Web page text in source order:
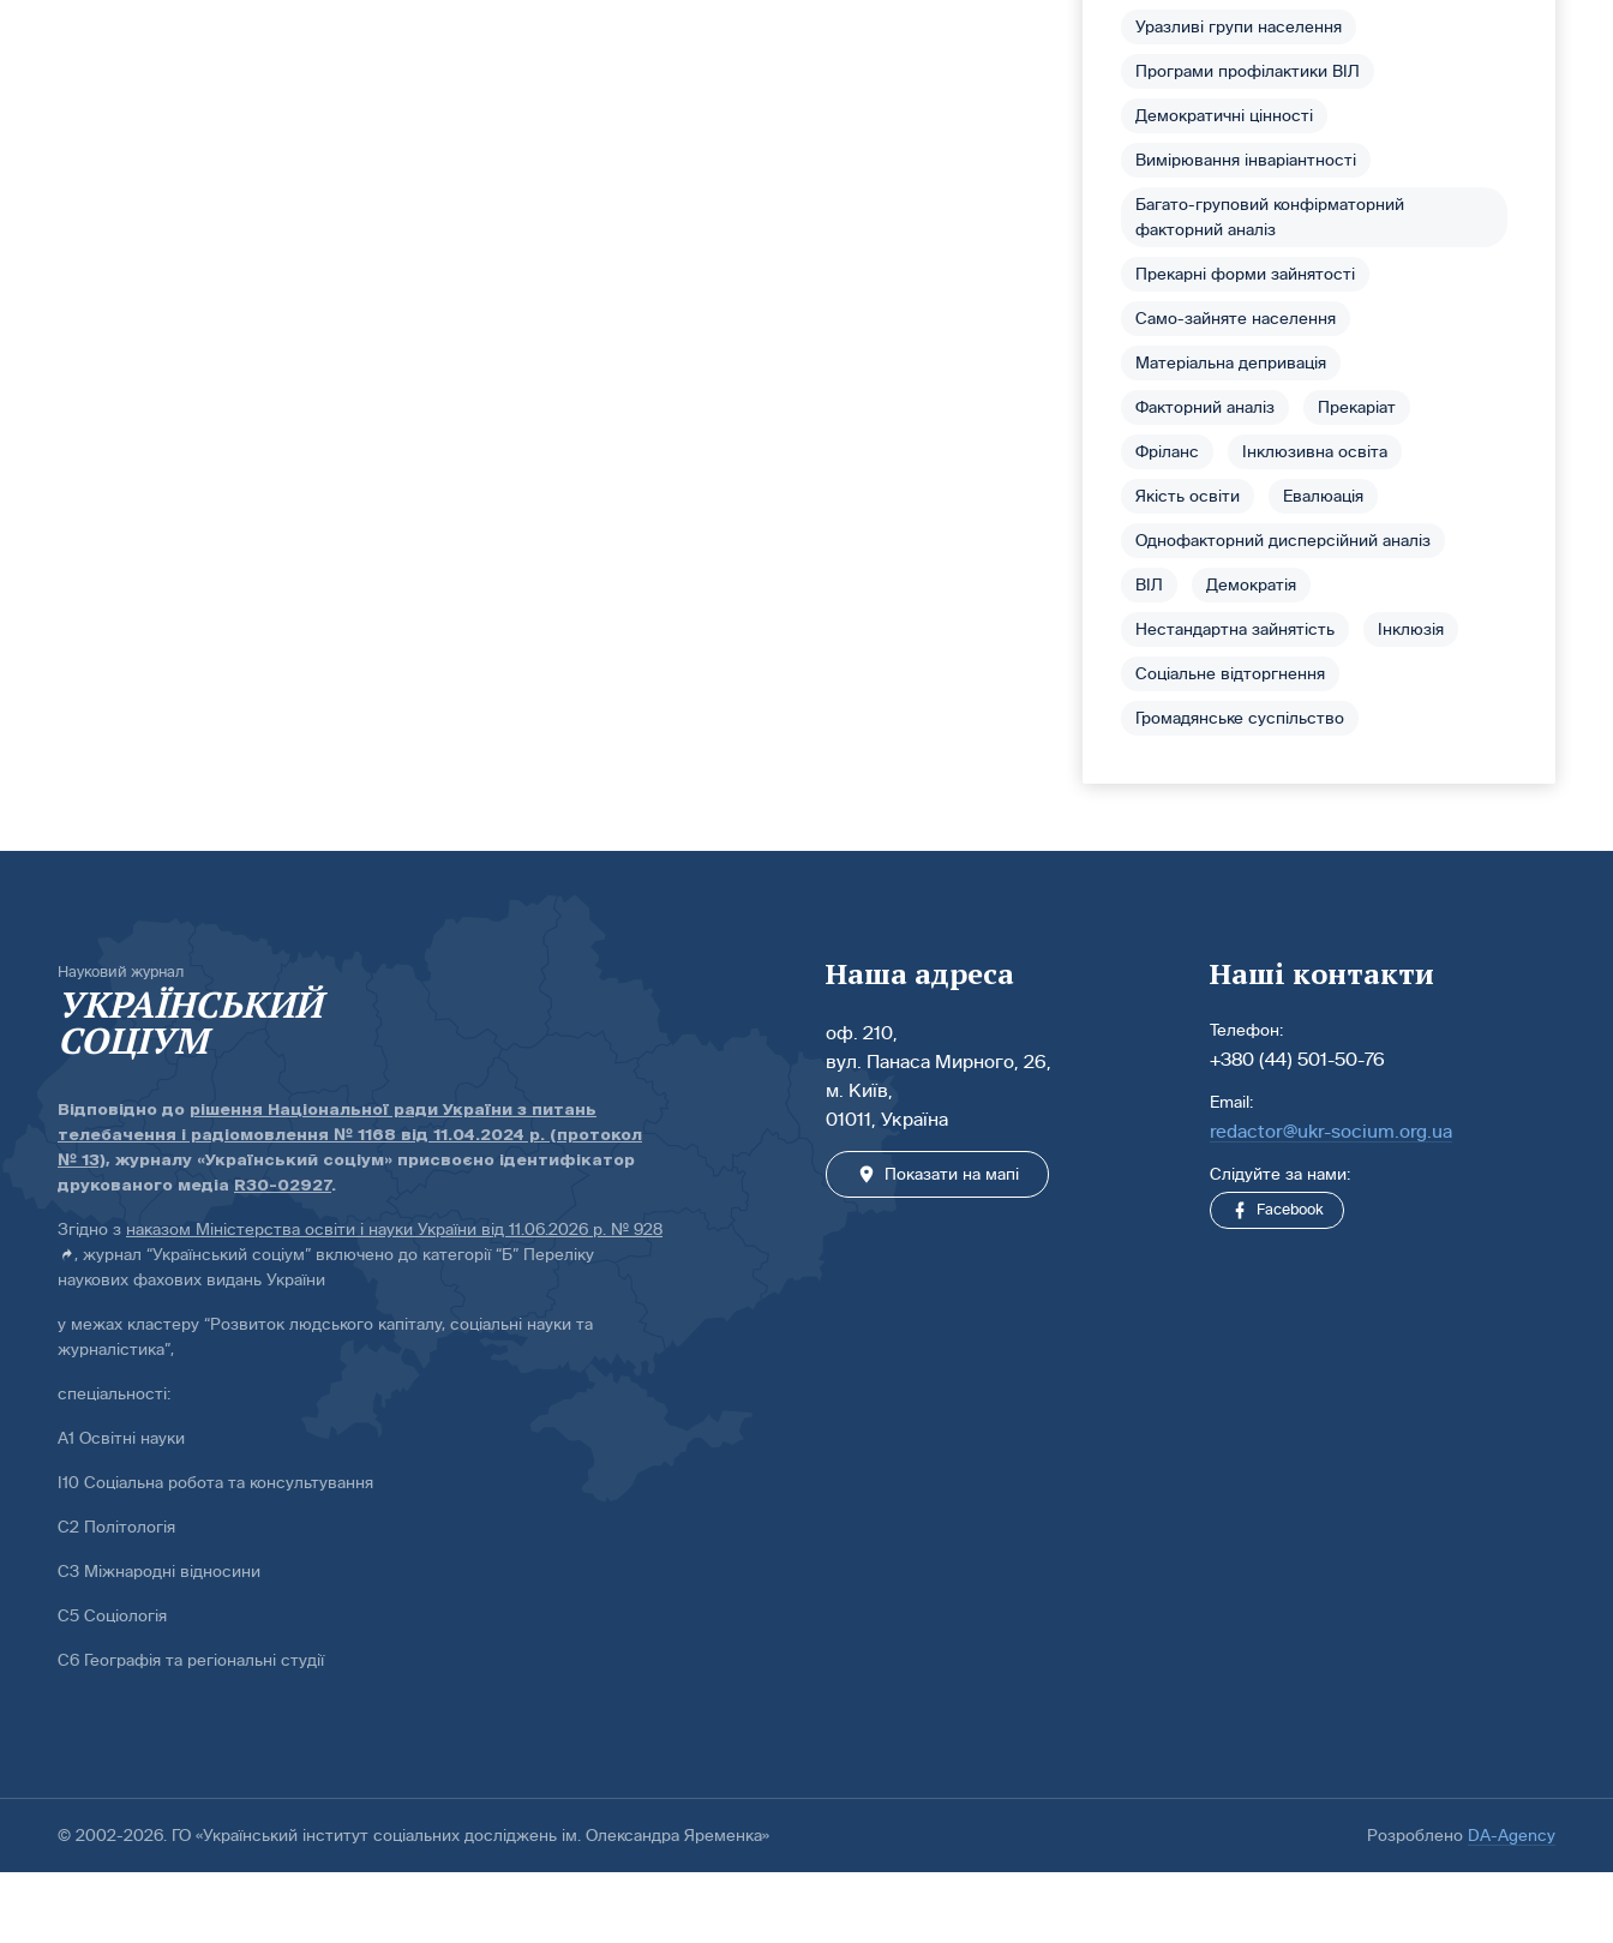
Уразливі групи населення
Програми профілактики ВІЛ
Демократичні цінності
Вимірювання інваріантності
Багато-груповий конфірматорний
факторний аналіз
Прекарні форми зайнятості
Само-зайняте населення
Матеріальна депривація
Факторний аналіз Прекаріат
Фріланс Інклюзивна освіта
Якість освіти Евалюація
Однофакторний дисперсійний аналіз
ВІЛ Демократія
Нестандартна зайнятість Інклюзія
Соціальне відторгнення
Громадянське суспільство
Науковий журнал
УКРАЇНСЬКИЙ
СОЦІУМ
Відповідно до рішення Національної ради України з питань
телебачення і радіомовлення № 1168 від 11.04.2024 р. (протокол
№ 13), журналу «Український соціум» присвоєно ідентифікатор
друкованого медіа R30-02927.
Згідно з наказом Міністерства освіти і науки України від 11.06.2026 р. № 928
, журнал “Український соціум” включено до категорії “Б” Переліку
наукових фахових видань України
у межах кластеру “Розвиток людського капіталу, соціальні науки та
журналістика”,
спеціальності:
А1 Освітні науки
І10 Соціальна робота та консультування
С2 Політологія
С3 Міжнародні відносини
С5 Соціологія
С6 Географія та регіональні студії
Наша адреса
оф. 210,
вул. Панаса Мирного, 26,
м. Київ,
01011, Україна
Показати на мапі
Наші контакти
Телефон:
+380 (44) 501-50-76
Email:
redactor@ukr-socium.org.ua
Слідуйте за нами:
Facebook
© 2002-2026. ГО «Український інститут соціальних досліджень ім. Олександра Яременка» Розроблено DA-Agency